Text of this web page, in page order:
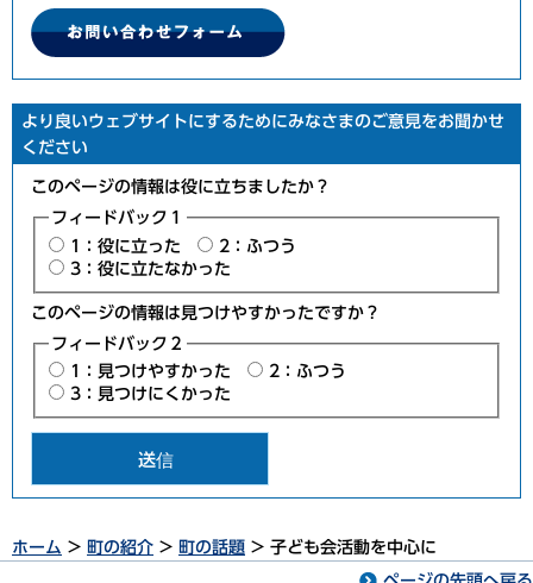
より良いウェブサイトにするためにみなさまのご意見をお聞かせ
ください
このページの情報は役に立ちましたか？
フィードバック１
1：役に立った
2：ふつう
3：役に立たなかった
このページの情報は見つけやすかったですか？
フィードバック２
1：見つけやすかった
2：ふつう
3：見つけにくかった
ホーム > 町の紹介 > 町の話題 > 子ども会活動を中心に